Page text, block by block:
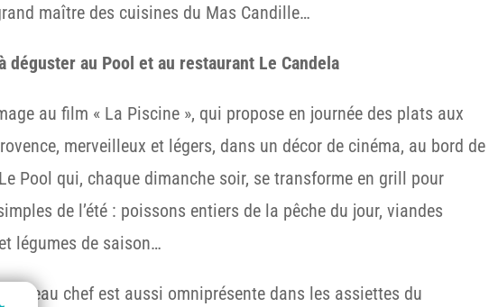
maître des cuisines du Mas Candille…
déguster au Pool et au restaurant Le Candela
au film « La Piscine », qui propose en journée des plats aux
merveilleux et légers, dans un décor de cinéma, au bord de
Pool qui, chaque dimanche soir, se transforme en grill pour
de l’été : poissons entiers de la pêche du jour, viandes
légumes de saison…
nouveau chef est aussi omniprésente dans les assiettes du